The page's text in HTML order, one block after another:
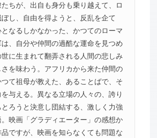
ちが、出自も身分も乗り越えて、ロ
し、自由を得ようと、反乱を企て
なるしかなかった、かつてのローマ
、自分や仲間の過酷な運命を見つめ
に生まれて翻弄される人間の悲しみ
を味わう。アフリカから来た仲間の
て祖母が教えた、あることばで、そ
与える。異なる立場の人々の、誇り
ろうと決意し団結する、激しく力強
。映画「グラディエーター」の感想か
ですが、映画を知らなくても問題な